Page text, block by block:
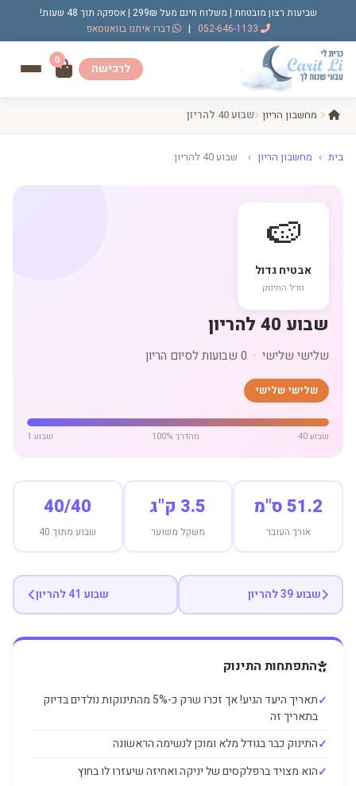
שביעות רצון מובטחת | משלוח חינם מעל 299₪ | אספקה תוך 48 שעות!
| דברו איתנו בוואטסאפ
לרכישה
0
מחשבון הריון שבוע 40 להריון
בית › מחשבון הריון › שבוע 40 להריון
שבוע 40 להריון
שלישי שלישי · 0 שבועות לסיום הריון
שלישי שלישי
🍉
אבטיח גדול
גודל התינוק
שבוע 1 100% מהדרך שבוע 40
51.2 ס"מ
אורך העובר
3.5 ק"ג
משקל משוער
40/40
שבוע מתוך 40
שבוע 39 להריון שבוע 41 להריון
התפתחות התינוק
תאריך היעד הגיע! אך זכרו שרק כ-5% מהתינוקות נולדים בדיוק
בתאריך זה
התינוק כבר בגודל מלא ומוכן לנשימה הראשונה
הוא מצויד ברפלקסים של יניקה ואחיזה שיעזרו לו בחוץ